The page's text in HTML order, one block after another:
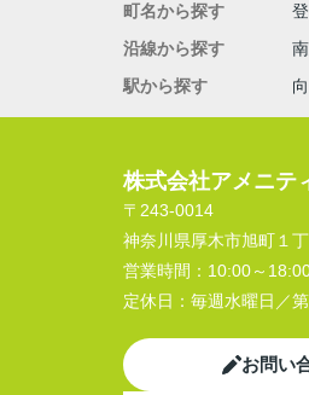
町名から探す
沿線から探す
駅から探す
株式会社アメニテ
〒243-0014
神奈川県厚木市旭町１
営業時間： 10:00～
定休日： 毎週水曜日／
お問い